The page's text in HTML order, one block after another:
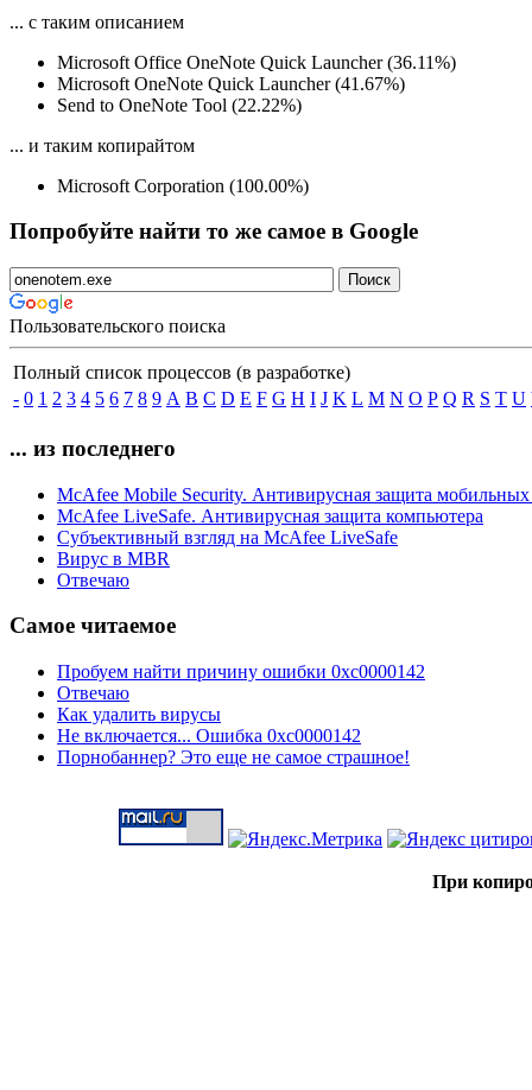
... с таким описанием
Microsoft Office OneNote Quick Launcher (36.11%)
Microsoft OneNote Quick Launcher (41.67%)
Send to OneNote Tool (22.22%)
... и таким копирайтом
Microsoft Corporation (100.00%)
Попробуйте найти то же самое в Google
Пользовательского поиска
Полный список процессов (в разработке)
- 0 1 2 3 4 5 6 7 8 9 A B C D E F G H I J K L M N O P Q R S T U
... из последнего
McAfee Mobile Security. Антивирусная защита мобильных
McAfee LiveSafe. Антивирусная защита компьютера
Субъективный взгляд на McAfee LiveSafe
Вирус в MBR
Отвечаю
Самое читаемое
Пробуем найти причину ошибки 0xc0000142
Отвечаю
Как удалить вирусы
Не включается... Ошибка 0xc0000142
Порнобаннер? Это еще не самое страшное!
При